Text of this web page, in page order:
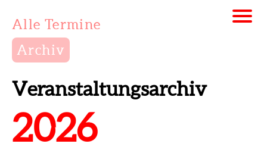
Alle Termine
Archiv
Veranstaltungsarchiv
2026